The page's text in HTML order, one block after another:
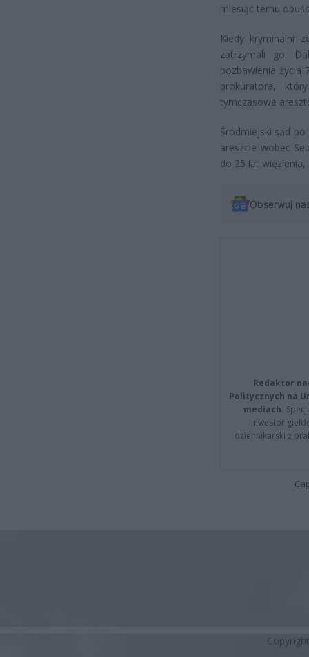
miesiąc temu
Kiedy kryminalni
zatrzymali go.
pozbawienia życia
prokuratora,
tymczasowe
Śródmiejski sąd
areszcie wobec
do 25 lat
Obserwuj
Redaktor
Politycznych na
mediach.
inwestor
dziennikarski z